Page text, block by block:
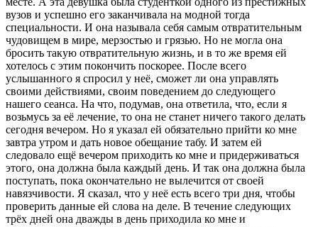
вузов и успешно его заканчивала на модной тогда
специальности. И она называла себя самым отвратительным
чудовищем в мире, мерзостью и грязью. Но не могла она
бросить такую отвратительную жизнь, и в то же время ей
хотелось с этим покончить поскорее. После всего
услышанного я спросил у неё, сможет ли она управлять
своими действиями, своим поведением до следующего
нашего сеанса. На что, подумав, она ответила, что, если я
возьмусь за её лечение, то она не станет ничего такого делать
сегодня вечером. Но я указал ей обязательно прийти ко мне
завтра утром и дать новое обещание табу. И затем ей
следовало ещё вечером приходить ко мне и придерживаться
этого, она должна была каждый день. И так она должна была
поступать, пока окончательно не вылечится от своей
навязчивости. Я сказал, что у неё есть всего три дня, чтобы
проверить данные ей слова на деле. В течение следующих
трёх дней она дважды в день приходила ко мне и